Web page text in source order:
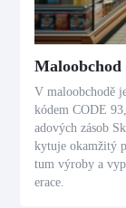
Maloobchod
V maloobchodě
kódem CODE
adových zásob
kytuje okamžitý
tum výroby a
erace.